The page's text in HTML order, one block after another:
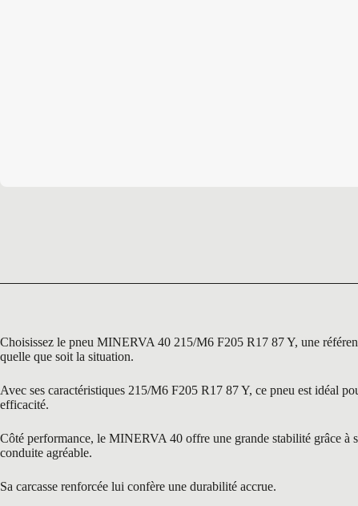
Choisissez le pneu MINERVA 40 215/M6 F205 R17 87 Y, une
quelle que soit la situation.
Avec ses caractéristiques 215/M6 F205 R17 87 Y, ce pneu est idéal
efficacité.
Côté performance, le MINERVA 40 offre une grande stabilité grâce à
conduite agréable.
Sa carcasse renforcée lui confère une durabilité accrue.